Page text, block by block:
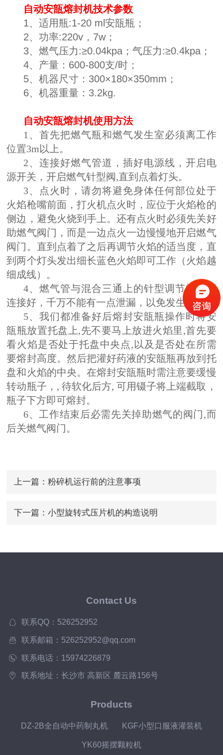
自动安瓿熔封机技术参数
1、适用瓶:1-20 ml安瓿瓶；
2、功率:220v，7w；
3、燃气压力:≥0.04kpa；气压力:≥0.4kpa；
4、产量：600-800支/时；
5、机器尺寸：300×180×350mm；
6、机器重量：3.2kg.
自动安瓿熔封机使用方法
1、首先把燃气瓶和燃气发生室必须离工作
位置3m以上。
2、连接好燃气管道，插好电源线，开启电
源开关，开启燃气针型阀,直到点着灯头。
3、点火时，请勿将避免身体任何部位处于
火焰枪嘴前面，打火机点火时，应位于火焰枪的
侧边，避免火烧到手上。还有点火时必须先关好
助燃气阀门，而是一边点火一边慢慢地开启燃气
阀门。直到点着了之后再调节火焰的适当度，直
到两个灯头发出细长蓝色火焰即可工作（火焰越
细成线）。
4、燃气管与混合三通上的针型调节阀必须
连接好，千万不能有一点泄漏，以免发生事故。
5、我们都准备好后熔封安瓿瓶操作时将安
瓿瓶放置托盘上,先不要马上放进火焰里,首先要
看火焰是否处于托盘中央点,以及是否处在所需
要熔封高度。然后把灌好药液的安瓿瓶再放到托
盘和火焰的中央。在熔封安瓿瓶时需注意要缓慢
转动瓶子，, 待软化后方, 可用镊子将上端截取，
瓶子下方即可熔封。
6、工作结束后必需先关掉助燃气的阀门,而
后关燃气阀门。
上一篇： 粉碎机运行前的注意事项
下一篇： 小型旋转式压片机的构造说明
Contact Us
联系QQ：526252952
联系邮箱：526252952@qq.com
联系电话：15974226879
联系地址：长沙市 高新区 麓云路156号
Products
DZ-2B全自动中药制丸机 KGF小型口服液灌装机
YK60摇摆颗粒机